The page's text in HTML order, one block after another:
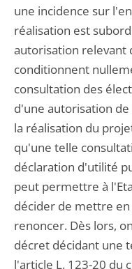
une incidence sur
réalisation est
autorisation relevant
conditionnent
consultation des
d'une autorisation
la réalisation du
qu'une telle
déclaration d'utilité
peut permettre à
décider de mettre
renoncer. Dès lors,
décret décidant une
l'article L. 123-20 du